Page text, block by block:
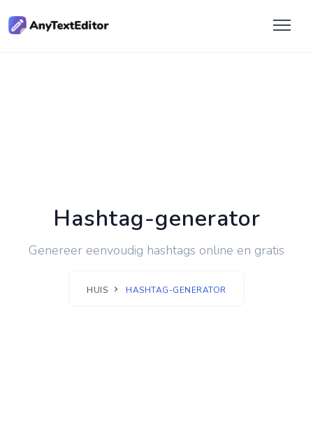
Hashtag-generator
Genereer eenvoudig hashtags online en gratis
HUIS HASHTAG-GENERATOR